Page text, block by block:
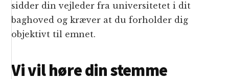
sidder din vejleder fra universitetet i dit
baghoved og kræver at du forholder dig
objektivt til emnet.
Vi vil høre din stemme